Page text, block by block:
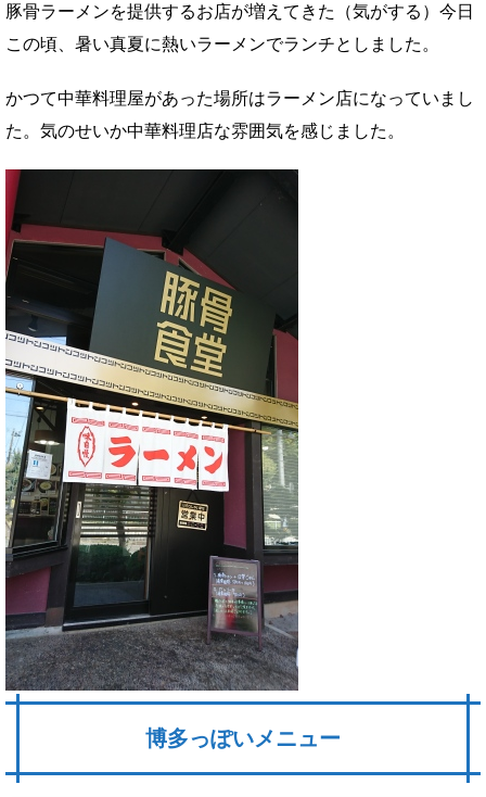
豚骨ラーメンを提供するお店が増えてきた（気がする）今日
この頃、暑い真夏に熱いラーメンでランチとしました。
かつて中華料理屋があった場所はラーメン店になっていまし
た。気のせいか中華料理店な雰囲気を感じました。
博多っぽいメニュー